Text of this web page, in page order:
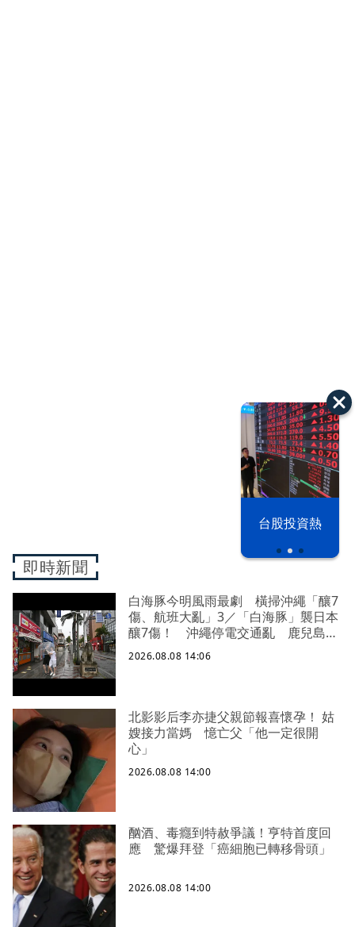
台股投資熱
即時新聞
白海豚今明風雨最劇 橫掃沖繩「釀7
傷、航班大亂」3／「白海豚」襲日本
釀7傷！ 沖繩停電交通亂 鹿兒島建
築毀
2026.08.08 14:06
北影影后李亦捷父親節報喜懷孕！ 姑
嫂接力當媽 憶亡父「他一定很開
心」
2026.08.08 14:00
酗酒、毒癮到特赦爭議！亨特首度回
應 驚爆拜登「癌細胞已轉移骨頭」
2026.08.08 14:00